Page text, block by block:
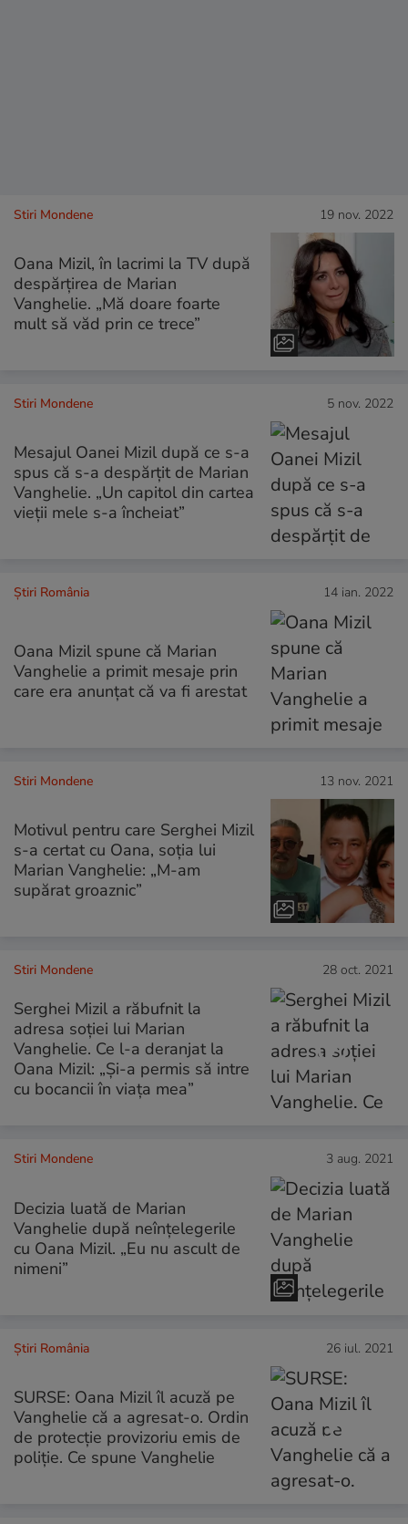
Stiri Mondene 19 nov. 2022
Oana Mizil, în lacrimi la TV după
despărțirea de Marian
Vanghelie. „Mă doare foarte
mult să văd prin ce trece”
Stiri Mondene 5 nov. 2022
Mesajul Oanei Mizil după ce s-a
spus că s-a despărțit de Marian
Vanghelie. „Un capitol din cartea
vieții mele s-a încheiat”
Știri România 14 ian. 2022
Oana Mizil spune că Marian
Vanghelie a primit mesaje prin
care era anunţat că va fi arestat
Stiri Mondene 13 nov. 2021
Motivul pentru care Serghei Mizil
s-a certat cu Oana, soția lui
Marian Vanghelie: „M-am
supărat groaznic”
Stiri Mondene 28 oct. 2021
Serghei Mizil a răbufnit la
adresa soției lui Marian
Vanghelie. Ce l-a deranjat la
Oana Mizil: „Și-a permis să intre
cu bocancii în viața mea”
Stiri Mondene 3 aug. 2021
Decizia luată de Marian
Vanghelie după neînțelegerile
cu Oana Mizil. „Eu nu ascult de
nimeni”
Știri România 26 iul. 2021
SURSE: Oana Mizil îl acuză pe
Vanghelie că a agresat-o. Ordin
de protecție provizoriu emis de
poliție. Ce spune Vanghelie